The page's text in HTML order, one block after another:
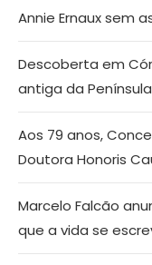
Annie Ernaux sem
Descoberta em
antiga da
Aos 79 anos,
Doutora Honoris
Marcelo Falcão
que a vida se